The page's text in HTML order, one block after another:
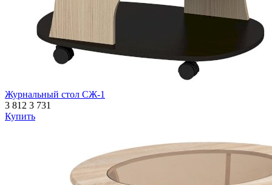
Журнальный стол СЖ-1
3 812 3 731
Купить